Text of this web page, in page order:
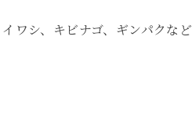
ワシ、キビナゴ、ギンパクなど